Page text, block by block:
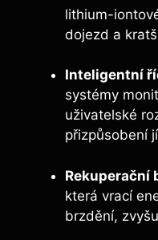
lithium-
dojezd a
Inteligentní
systémy
uživatelské
přizpůsobení
Rekuperační
která vrací
brzdění,